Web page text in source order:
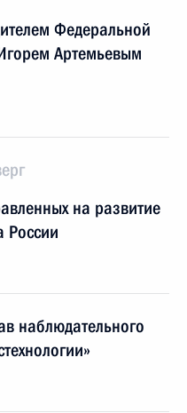
Федеральной
Артемьевым
на развитие
России
наблюдательного